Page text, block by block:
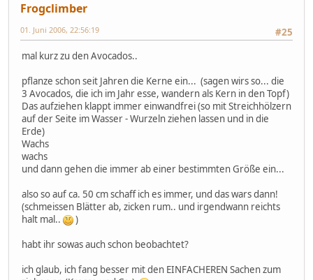
Frogclimber
#25
01. Juni 2006, 22:56:19
mal kurz zu den Avocados..
pflanze schon seit Jahren die Kerne ein... (sagen wirs so... die
3 Avocados, die ich im Jahr esse, wandern als Kern in den Topf)
Das aufziehen klappt immer einwandfrei (so mit Streichhölzern
auf der Seite im Wasser - Wurzeln ziehen lassen und in die
Erde)
Wachs
wachs
und dann gehen die immer ab einer bestimmten Größe ein...
also so auf ca. 50 cm schaff ich es immer, und das wars dann!
(schmeissen Blätter ab, zicken rum.. und irgendwann reichts
halt mal..
)
habt ihr sowas auch schon beobachtet?
ich glaub, ich fang besser mit den EINFACHEREN Sachen zum